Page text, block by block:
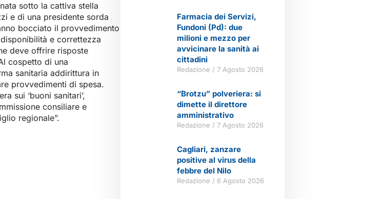
sotto la cattiva stella
e di una presidente sorda
bocciato il provvedimento
e correttezza
deve offrire risposte
cospetto di una
sanitaria addirittura in
provvedimenti di spesa.
sui ‘buoni sanitari’,
consiliare e
regionale”.
Farmacia dei Servizi,
Fundoni (Pd): due
milioni e mezzo per
avvicinare la sanità ai
cittadini
Redazione 7 Agosto 2026
“Brotzu” polveriera: si
dimette il direttore
amministrativo
Redazione 7 Agosto 2026
Cagliari, zanzare
positive al virus della
febbre del Nilo
Redazione 6 Agosto 2026